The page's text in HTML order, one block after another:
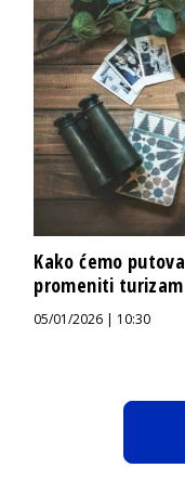
Kako ćemo
promeniti turizam
05/01/2026 | 10:30